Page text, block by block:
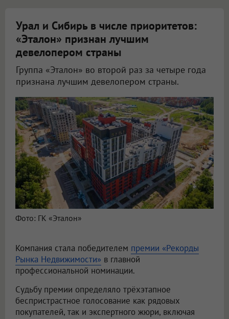
Урал и Сибирь в числе приоритетов:
«Эталон» признан лучшим
девелопером страны
Группа «Эталон» во второй раз за четыре года
признана лучшим девелопером страны.
Фото: ГК «Эталон»
Компания стала победителем премии «Рекорды
Рынка Недвижимости» в главной
профессиональной номинации.
Судьбу премии определяло трёхэтапное
беспристрастное голосование как рядовых
покупателей, так и экспертного жюри, включая